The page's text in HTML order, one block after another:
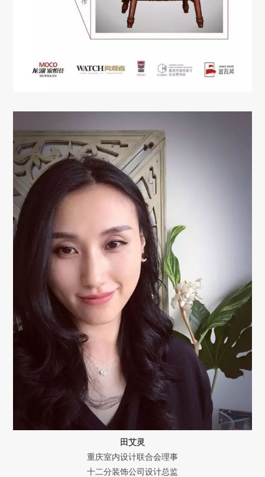
田艾灵
重庆室内设计联合会理事
十二分装饰公司设计总监